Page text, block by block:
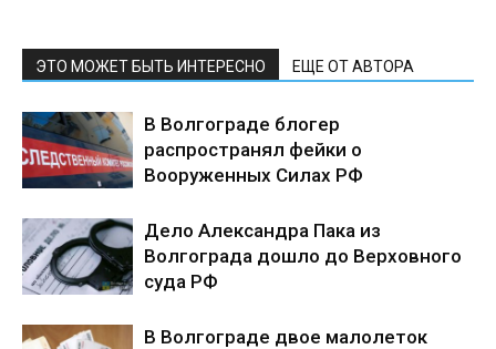
ЭТО МОЖЕТ БЫТЬ ИНТЕРЕСНО ЕЩЕ ОТ АВТОРА
В Волгограде блогер
распространял фейки о
Вооруженных Силах РФ
Дело Александра Пака из
Волгограда дошло до Верховного
суда РФ
В Волгограде двое малолеток